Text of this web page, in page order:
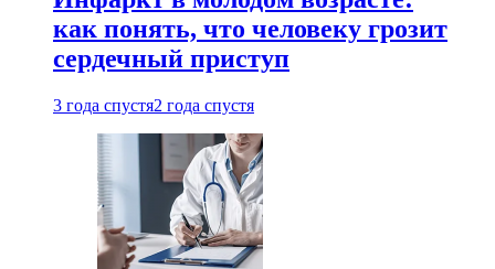
как понять, что человеку грозит
сердечный приступ
3 года спустя2 года спустя